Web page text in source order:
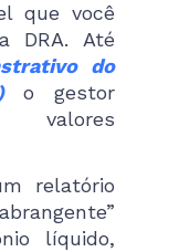
que você
DRA. Até
do
o gestor
valores
relatório
líquido,